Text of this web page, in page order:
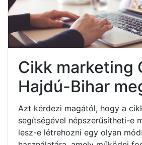
Cikk marketing
Hajdú-Bihar
Azt kérdezi magától, hogy a
segítségével népszerűsítheti-e
lesz-e létrehozni egy olyan